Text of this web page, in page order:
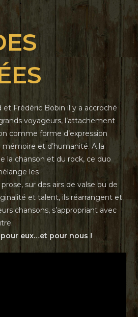
Frédéric Bobin il y a accroché
voyageurs, l’attachement
comme forme d’expression
et d’humanité. A la
la chanson et du rock, ce duo
les
sur des airs de valse ou de
et talent, ils réarrangent et
chansons, s’appropriant avec
eux…et pour nous !